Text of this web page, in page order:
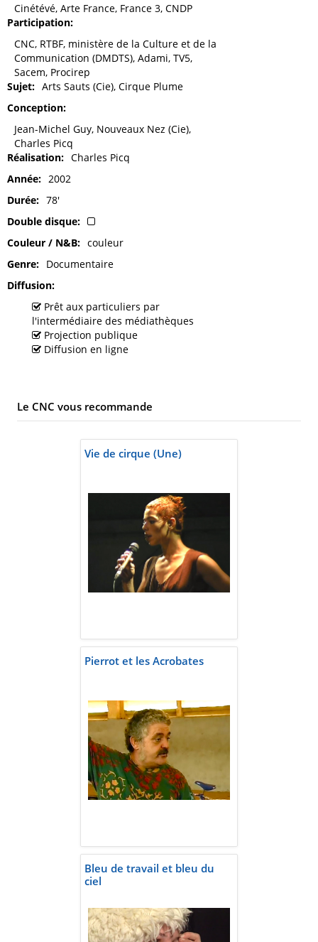
Cinétévé, Arte France, France 3, CNDP
Participation
CNC, RTBF, ministère de la Culture et de la
Communication (DMDTS), Adami, TV5,
Sacem, Procirep
Sujet
Arts Sauts (Cie), Cirque Plume
Conception
Jean-Michel Guy, Nouveaux Nez (Cie),
Charles Picq
Réalisation
Charles Picq
Année
2002
Durée
78'
Double disque
Couleur / N&B
couleur
Genre
Documentaire
Diffusion
Prêt aux particuliers par
l'intermédiaire des médiathèques
Projection publique
Diffusion en ligne
Le CNC vous recommande
Vie de cirque (Une)
Pierrot et les Acrobates
Bleu de travail et bleu du
ciel